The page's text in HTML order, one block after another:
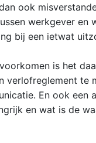
ook
werkgever en
bij een ietwat
is het
verlofreglement te
En ook een
en wat is de